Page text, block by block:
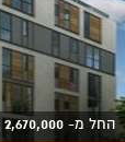
החל מ- 2,670,000